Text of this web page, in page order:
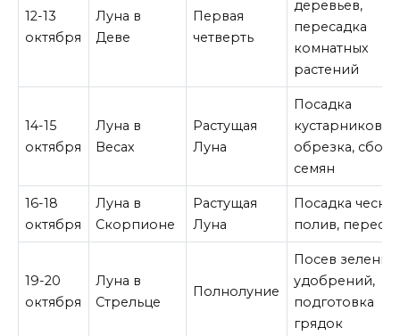
12-13
октября
Луна в
Деве
Первая
четверть
деревьев,
пересадка
комнатных
растений
14-15
октября
Луна в
Весах
Растущая
Луна
Посадка
кустарников,
обрезка, сбор
семян
16-18
октября
Луна в
Скорпионе
Растущая
Луна
Посадка
полив,
19-20
октября
Луна в
Стрельце
Полнолуние
Посев зеленых
удобрений,
подготовка
грядок